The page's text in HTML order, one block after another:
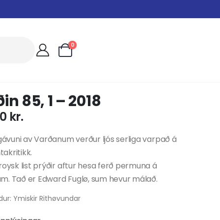
0
85, 1 – 2018
kr.
av Varðanum verður ljós serliga varpað á
list prýðir aftur hesa ferð permuna á
Tað er Edward Fuglø, sum hevur málað.
Ymiskir Rithøvundar